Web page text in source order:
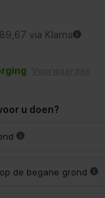
via Klarna
u doen?
de begane grond